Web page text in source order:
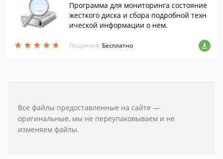
★ ★ ★ ★ ★
★ ★ ★ ★ ★
Программа для мониторинга состояние
жесткого диска и сбора подробной техн
ической информации о нем.
Лицензия: Бесплатно
Все файлы предоставленные на сайте —
оригинальные, мы не переупаковываем и не
изменяем файлы.